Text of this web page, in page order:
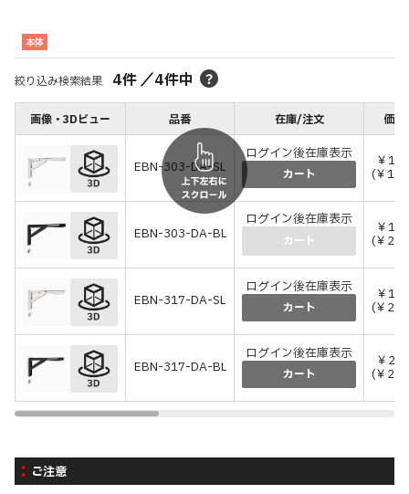
本体
絞り込み検索結果 4件／4件中
画像・3Dビュー 品番 在庫/注文 価格
EBN-303-DA-SL
ログイン後在庫表示
カート
￥
(￥
EBN-303-DA-BL
ログイン後在庫表示
カート
￥
(￥
EBN-317-DA-SL
ログイン後在庫表示
カート
￥
(￥
EBN-317-DA-BL
ログイン後在庫表示
カート
￥
(￥
ご注意